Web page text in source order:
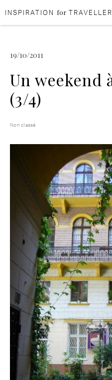
Aller au contenu
Aller au menu
INSPIRATION for
19/10/2011
Un weekend
(3/4)
Non classé